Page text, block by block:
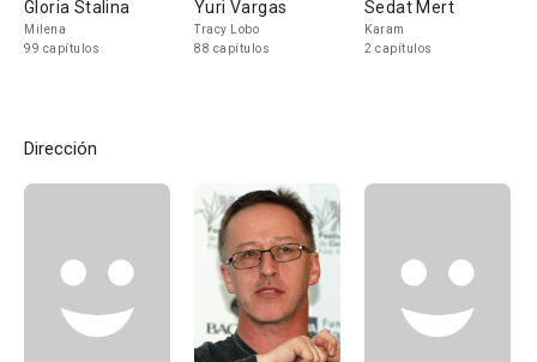
Gloria Stalina
Milena
99 capítulos
Yuri Vargas
Tracy Lobo
88 capítulos
Sedat Mert
Karam
2 capítulos
Dirección